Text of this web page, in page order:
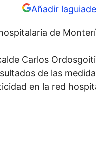
Añadir
de
Carlos
de las
en la red